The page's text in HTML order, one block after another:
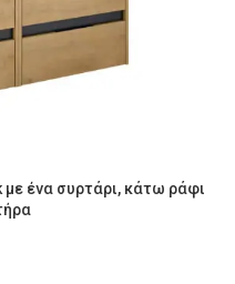
ένα συρτάρι, κάτω ράφι